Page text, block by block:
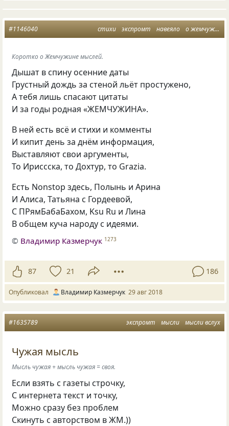
стихи экспромт навеяло о жемчужине мыслей
#1146040
Коротко о Жемчужине мыслей.
Дышат в спину осенние даты
Грустный дождь за стеной льёт простужено,
А тебя лишь спасают цитаты
И за годы родная «ЖЕМЧУЖИНА».
В ней есть всё и стихи и комменты
И кипит день за днём информация,
Выставляют свои аргументы,
То Ириссска, то Дохтур, то Grazia.
Есть Nonstop здесь, Полынь и Арина
И Алиса, Татьяна с Гордеевой,
С ПРямБабаБахом, Ksu Ru и Лина
В общем куча народу с идеями.
© Владимир Казмерчук 1273
87 21 186
Опубликовал Владимир Казмерчук 29 авг 2018
экспромт мысли мысли вслух
#1635789
Чужая мысль
Мысль чужая + мысль чужая = своя.
Если взять с газеты строчку,
С интернета текст и точку,
Можно сразу без проблем
Скинуть с авторством в ЖМ.))